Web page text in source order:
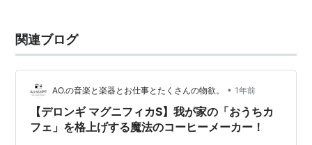
関連ブログ
AO.の音楽と楽器とお仕事とたくさんの物欲。 • 1年前
【デロンギ マグニフィカS】我が家の「おうちカ
フェ」を格上げする魔法のコーヒーメーカー！